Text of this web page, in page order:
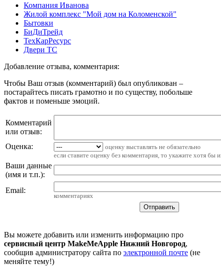
Компания Иванова
Жилой комплекс "Мой дом на Коломенской"
Бытовки
БиДиТрейд
ТехКарРесурс
Двери TC
Добавление отзыва, комментария:
Чтобы Ваш отзыв (комментарий) был опубликован –
постарайтесь писать грамотно и по существу, побольше
фактов и поменьше эмоций.
Комментарий
или отзыв:
Оценка:
оценку выставлять не обязательно
если ставите оценку без комментария, то укажите хотя бы
Ваши данные
(имя и т.п.):
Email:
комментариях
Вы можете добавить или изменить информацию про
сервисный центр MakeMeApple Нижний Новгород,
сообщив администратору сайта по электронной почте (не
меняйте тему!)